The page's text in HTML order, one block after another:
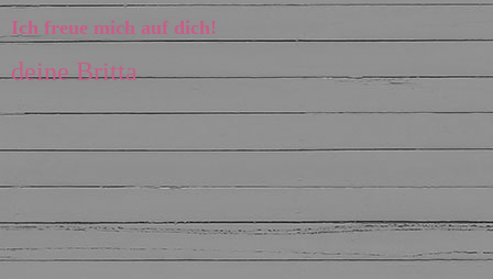
Ich freue mich auf dich!
deine Britta